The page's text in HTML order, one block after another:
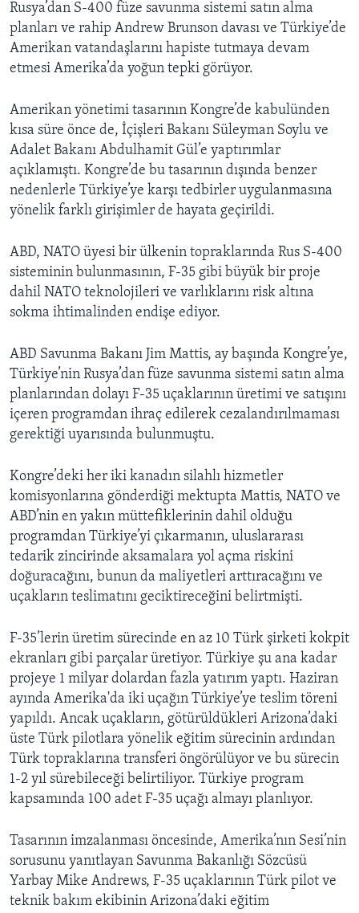
Rusya’dan S-400 füze savunma sistemi satın alma
planları ve rahip Andrew Brunson davası ve Türkiye’de
Amerikan vatandaşlarını hapiste tutmaya devam
etmesi Amerika’da yoğun tepki görüyor.
Amerikan yönetimi tasarının Kongre’de kabulünden
kısa süre önce de, İçişleri Bakanı Süleyman Soylu ve
Adalet Bakanı Abdulhamit Gül’e yaptırımlar
açıklamıştı. Kongre’de bu tasarının dışında benzer
nedenlerle Türkiye’ye karşı tedbirler uygulanmasına
yönelik farklı girişimler de hayata geçirildi.
ABD, NATO üyesi bir ülkenin topraklarında Rus S-400
sisteminin bulunmasının, F-35 gibi büyük bir proje
dahil NATO teknolojileri ve varlıklarını risk altına
sokma ihtimalinden endişe ediyor.
ABD Savunma Bakanı Jim Mattis, ay başında Kongre’ye,
Türkiye’nin Rusya’dan füze savunma sistemi satın alma
planlarından dolayı F-35 uçaklarının üretimi ve satışını
içeren programdan ihraç edilerek cezalandırılmaması
gerektiği uyarısında bulunmuştu.
Kongre’deki her iki kanadın silahlı hizmetler
komisyonlarına gönderdiği mektupta Mattis, NATO ve
ABD’nin en yakın müttefiklerinin dahil olduğu
programdan Türkiye’yi çıkarmanın, uluslararası
tedarik zincirinde aksamalara yol açma riskini
doğuracağını, bunun da maliyetleri arttıracağını ve
uçakların teslimatını geciktireceğini belirtmişti.
F-35’lerin üretim sürecinde en az 10 Türk şirketi kokpit
ekranları gibi parçalar üretiyor. Türkiye şu ana kadar
projeye 1 milyar dolardan fazla yatırım yaptı. Haziran
ayında Amerika'da iki uçağın Türkiye’ye teslim töreni
yapıldı. Ancak uçakların, götürüldükleri Arizona’daki
üste Türk pilotlara yönelik eğitim sürecinin ardından
Türk topraklarına transferi öngörülüyor ve bu sürecin
1-2 yıl sürebileceği belirtiliyor. Türkiye program
kapsamında 100 adet F-35 uçağı almayı planlıyor.
Tasarının imzalanması öncesinde, Amerika’nın Sesi’nin
sorusunu yanıtlayan Savunma Bakanlığı Sözcüsü
Yarbay Mike Andrews, F-35 uçaklarının Türk pilot ve
teknik bakım ekibinin Arizona’daki eğitim